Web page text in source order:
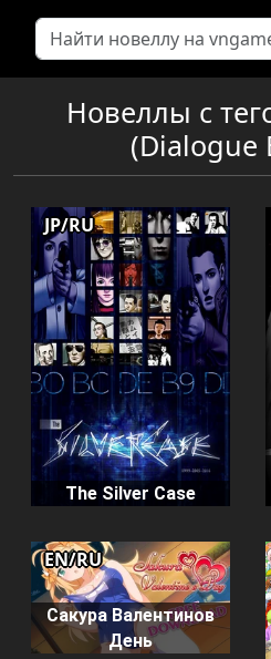
Новеллы с
(Dialogue
The Silver Case
JP/RU
Сакура Валентинов
День
EN/RU